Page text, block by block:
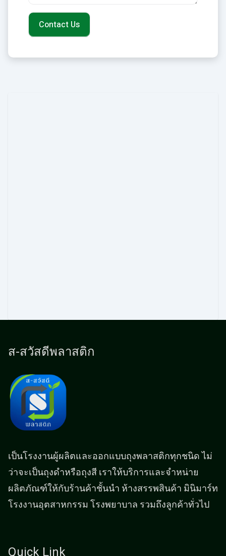
Contact Us
ส-สวัสดีพลาสติก
เป็นโรงงานผู้ผลิตและออกแบบถุงพลาสติกทุกชนิด ไม่
ว่าจะเป็นถุงดำหรือถุงสี เราให้บริการและจำหน่าย
ผลิตภัณฑ์ให้กับร้านค้าชั้นนำ ห้างสรรพสินค้า มินิมาร์ท
โรงงานอุตสาหกรรม โรงพยาบาล รวมถึงลูกค้าทั่วไป
Quick Link